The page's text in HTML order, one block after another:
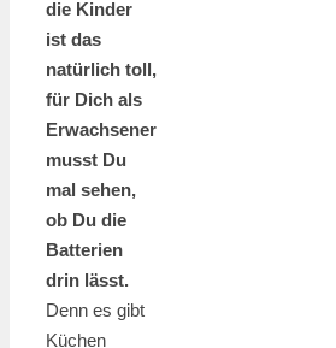
die Kinder
ist das
natürlich toll,
für Dich als
Erwachsener
musst Du
mal sehen,
ob Du die
Batterien
drin lässt.
Denn es gibt
Küchen